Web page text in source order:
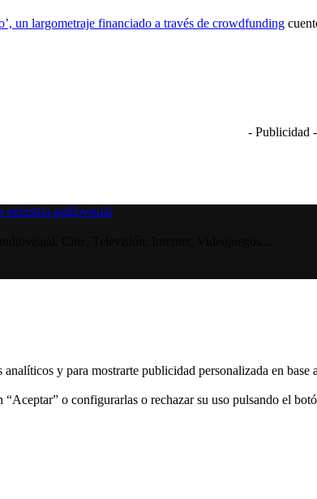
un largometraje financiado a través de crowdfunding
- Publicidad -
y para mostrarte publicidad personalizada en
“Aceptar” o configurarlas o rechazar su uso pulsando el